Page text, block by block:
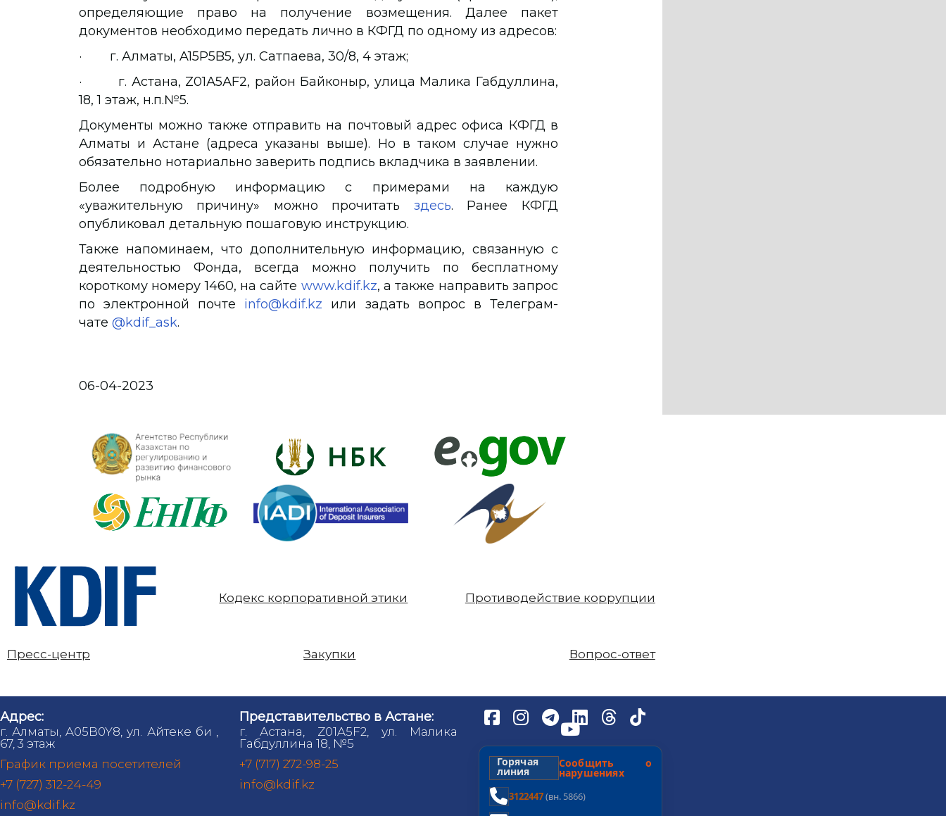
определяющие право на получение возмещения. Далее пакет
документов необходимо передать лично в КФГД по одному из адресов:
· г. Алматы, A15P5B5, ул. Сатпаева, 30/8, 4 этаж;
· г. Астана, Z01А5АF2, район Байконыр, улица Малика Габдуллина,
18, 1 этаж, н.п.№5.
Документы можно также отправить на почтовый адрес офиса КФГД в
Алматы и Астане (адреса указаны выше). Но в таком случае нужно
обязательно нотариально заверить подпись вкладчика в заявлении.
Более подробную информацию с примерами на каждую
«уважительную причину» можно прочитать здесь. Ранее КФГД
опубликовал детальную пошаговую инструкцию.
Также напоминаем, что дополнительную информацию, связанную с
деятельностью Фонда, всегда можно получить по бесплатному
короткому номеру 1460, на сайте www.kdif.kz, а также направить запрос
по электронной почте info@kdif.kz или задать вопрос в Телеграм-
чате @kdif_ask.
06-04-2023
Кодекс корпоративной этики Противодействие коррупции
Пресс-центр Закупки Вопрос-ответ
Адрес:
г. Алматы, A05B0Y8, ул. Айтеке би ,
67, 3 этаж
График приема посетителей
+7 (727) 312-24-49
info@kdif.kz
Представительство в Астане:
г. Астана, Z01A5F2, ул. Малика
Габдуллина 18, №5
+7 (717) 272-98-25
info@kdif.kz
Горячая
линия
Сообщить о
нарушениях
3122447(вн. 5866)